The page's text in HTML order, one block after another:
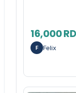
16,000
F Felix